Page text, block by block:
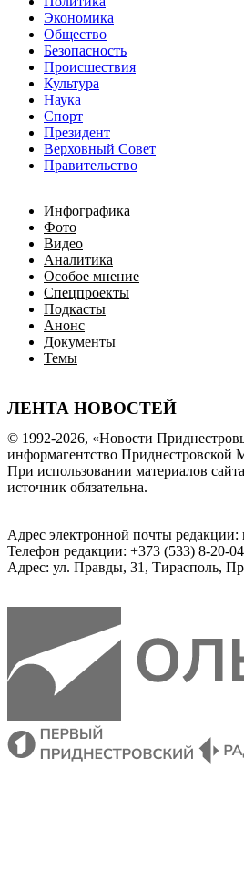
Экономика
Общество
Безопасность
Происшествия
Культура
Наука
Спорт
Президент
Верховный Совет
Правительство
Инфографика
Фото
Видео
Аналитика
Особое мнение
Спецпроекты
Подкасты
Анонс
Документы
Темы
ЛЕНТА НОВОСТЕЙ
© 1992-2026, «Новости
информагентство Приднестровской
При использовании материалов
источник обязательна.
Адрес электронной почты редакции:
Телефон редакции: +373 (533) 8-20-
Адрес: ул. Правды, 31, Тирасполь,